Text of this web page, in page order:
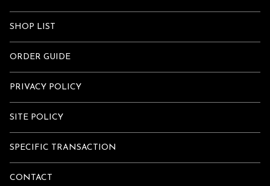
SHOP LIST
ORDER GUIDE
PRIVACY POLICY
SITE POLICY
SPECIFIC TRANSACTION
CONTACT